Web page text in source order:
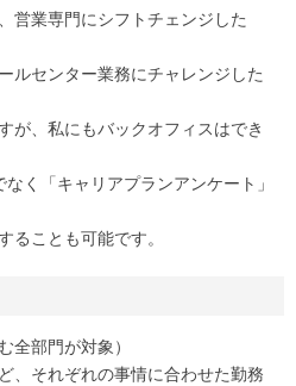
営業専門にシフトチェンジした
ルセンター業務にチャレンジした
が、私にもバックオフィスはでき
く「キャリアプランアンケート」
ることも可能です。
全部門が対象）
、それぞれの事情に合わせた勤務